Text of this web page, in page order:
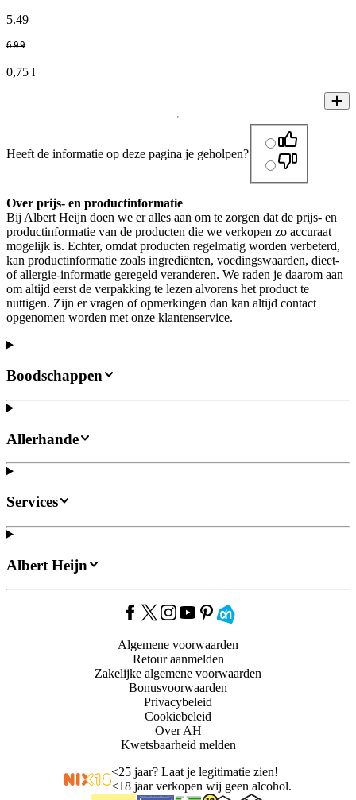
5.49
6.99
0,75 l
Heeft de informatie op deze pagina je geholpen?
Over prijs- en productinformatie
Bij Albert Heijn doen we er alles aan om te zorgen dat de prijs- en
productinformatie van de producten die we verkopen zo accuraat
mogelijk is. Echter, omdat producten regelmatig worden verbeterd,
kan productinformatie zoals ingrediënten, voedingswaarden, dieet-
of allergie-informatie geregeld veranderen. We raden je daarom aan
om altijd eerst de verpakking te lezen alvorens het product te
nuttigen. Zijn er vragen of opmerkingen dan kan altijd contact
opgenomen worden met onze klantenservice.
Boodschappen
Allerhande
Services
Albert Heijn
Algemene voorwaarden
Retour aanmelden
Zakelijke algemene voorwaarden
Bonusvoorwaarden
Privacybeleid
Cookiebeleid
Over AH
Kwetsbaarheid melden
<25 jaar? Laat je legitimatie zien!
<18 jaar verkopen wij geen alcohol.